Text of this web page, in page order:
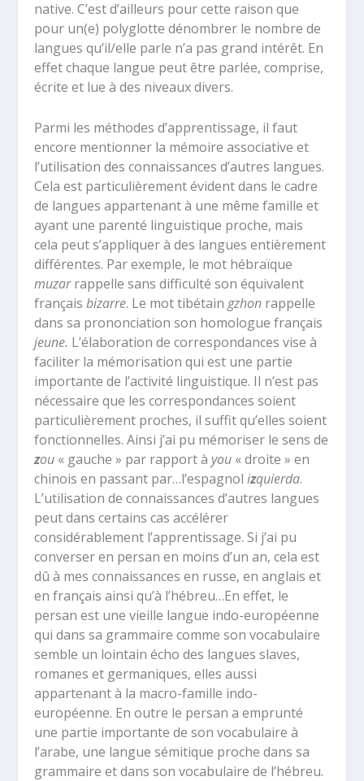
native. C’est d’ailleurs pour cette raison que
pour un(e) polyglotte dénombrer le nombre de
langues qu’il/elle parle n’a pas grand intérêt. En
effet chaque langue peut être parlée, comprise,
écrite et lue à des niveaux divers.
Parmi les méthodes d’apprentissage, il faut
encore mentionner la mémoire associative et
l’utilisation des connaissances d’autres langues.
Cela est particulièrement évident dans le cadre
de langues appartenant à une même famille et
ayant une parenté linguistique proche, mais
cela peut s’appliquer à des langues entièrement
différentes. Par exemple, le mot hébraïque
muzarrappelle sans difficulté son équivalent
françaisbizarre. Le mot tibétain gzhon rappelle
dans sa prononciation son homologue français
jeune. L’élaboration de correspondances vise à
faciliter la mémorisation qui est une partie
importante de l’activité linguistique. Il n’est pas
nécessaire que les correspondances soient
particulièrement proches, il suffit qu’elles soient
fonctionnelles. Ainsi j’ai pu mémoriser le sens de
zou « gauche » par rapport à you « droite » en
chinois en passant par…l’espagnolizquierda.
L’utilisation de connaissances d’autres langues
peut dans certains cas accélérer
considérablement l’apprentissage. Si j’ai pu
converser en persan en moins d’un an, cela est
dû à mes connaissances en russe, en anglais et
en français ainsi qu’à l’hébreu…En effet, le
persan est une vieille langue indo-européenne
qui dans sa grammaire comme son vocabulaire
semble un lointain écho des langues slaves,
romanes et germaniques, elles aussi
appartenant à la macro-famille indo-
européenne. En outre le persan a emprunté
une partie importante de son vocabulaire à
l’arabe, une langue sémitique proche dans sa
grammaire et dans son vocabulaire de l’hébreu.